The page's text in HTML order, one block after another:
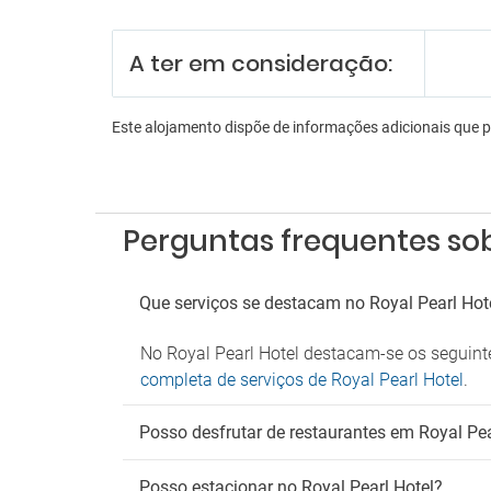
Shuttle
A ter em consideração:
Este alojamento dispõe de informações adicionais que
Perguntas frequentes
Que serviços se destacam no Royal Pearl
No Royal Pearl Hotel destacam-se os
completa de serviços de Royal Pearl Hotel.
Posso desfrutar de restaurantes em Royal